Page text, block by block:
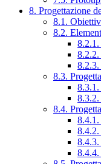
8. Progettazione
8.1.
8.2.
8.3.
8.4.
8.4.2.
8.4.3.
8.4.4.